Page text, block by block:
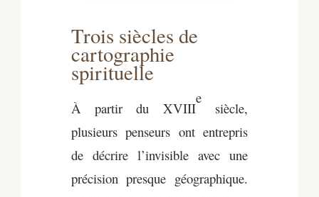
Trois siècles de
cartographie
spirituelle
À partir du XVIII
e
siècle,
plusieurs penseurs ont entrepris
de décrire l’invisible avec une
précision presque géographique.